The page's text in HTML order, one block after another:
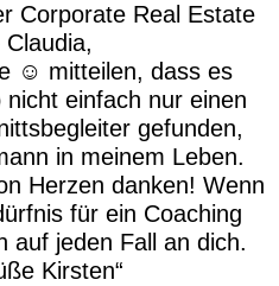
Corporate Real Estate
Claudia,
☺️ mitteilen, dass es
einfach nur einen
gefunden,
in meinem Leben.
Herzen danken! Wenn
für ein Coaching
auf jeden Fall an dich.
Kirsten